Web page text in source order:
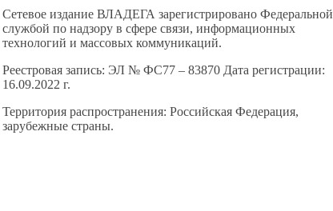
Сетевое издание ВЛАДЕГА зарегистрировано Федеральной
службой по надзору в сфере связи, информационных
технологий и массовых коммуникаций.
Реестровая запись: ЭЛ № ФС77 – 83870 Дата регистрации:
16.09.2022 г.
Территория распространения: Российская Федерация,
зарубежные страны.